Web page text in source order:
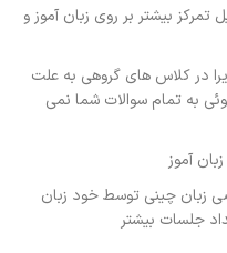
تمرکز بیشتر بر روی زبان آموز و
در کلاس های گروهی به علت
به تمام سوالات شما نمی
آموز
زبان چینی توسط خود زبان
جلسات بیشتر